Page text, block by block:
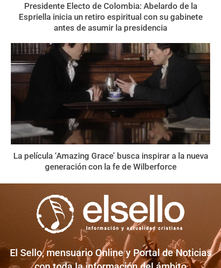
Presidente Electo de Colombia: Abelardo de la
Espriella inicia un retiro espiritual con su gabinete
antes de asumir la presidencia
La película ‘Amazing Grace’ busca inspirar a la nueva
generación con la fe de Wilberforce
El Sello, mensuario Online y Portal de Noticias